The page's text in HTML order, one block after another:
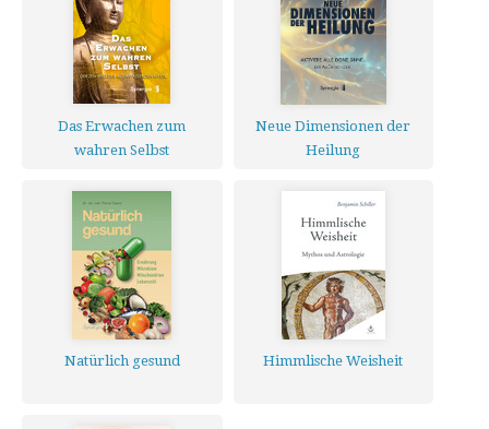
Das Erwachen zum
wahren Selbst
Neue Dimensionen der
Heilung
Natürlich gesund Himmlische Weisheit